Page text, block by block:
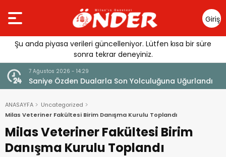
Giriş
Yap
Şu anda piyasa verileri güncelleniyor. Lütfen kısa bir süre
sonra tekrar deneyiniz.
7 Ağustos 2026 - 14:29
Saniye Özden Dualarla Son Yolculuğuna Uğurlandı
ANASAYFA
Uncategorized
Milas Veteriner Fakültesi Birim Danışma Kurulu Toplandı
Milas Veteriner Fakültesi Birim
Danışma Kurulu Toplandı